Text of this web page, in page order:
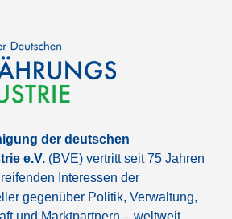
der deutschen
e.V. (BVE) vertritt seit 75 Jahren
Interessen der
gegenüber Politik, Verwaltung,
und Marktpartnern – weltweit.